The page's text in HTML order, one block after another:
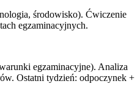
środowisko). Ćwiczenie
egzaminacyjnych.
egzaminacyjne). Analiza
Ostatni tydzień: odpoczynek +